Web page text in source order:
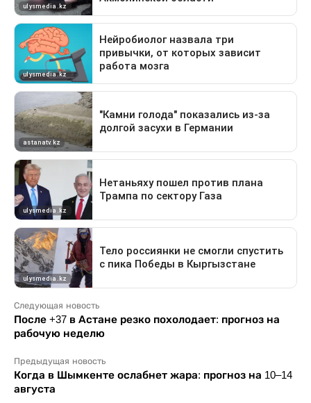
Следующая новость
После +37 в Астане резко похолодает: прогноз на
рабочую неделю
Предыдущая новость
Когда в Шымкенте ослабнет жара: прогноз на 10–14
августа